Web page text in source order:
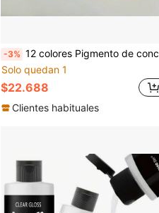
-3% 12 colores Pigmento de concreto DIY, polvo de pigmento de color premium de yeso y cemento. Polvo de óxido de hierro, pigmento de concreto - pigmento de óxido de hierro, pigmento de color de concreto, polvo de pigmento de concreto para el coloreado de concreto 150ml/5.07oz
Solo quedan 1
$22.688
Clientes habituales